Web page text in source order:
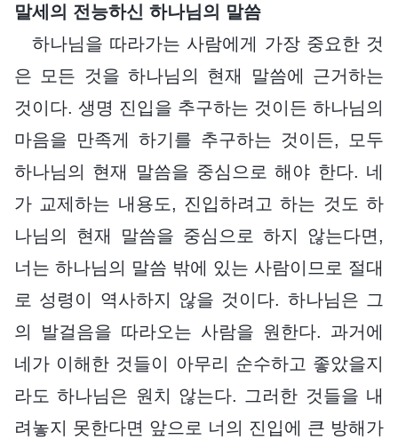
말세의 전능하신 하나님의 말씀
하나님을 따라가는 사람에게 가장 중요한 것
은 모든 것을 하나님의 현재 말씀에 근거하는
것이다. 생명 진입을 추구하는 것이든 하나님의
마음을 만족게 하기를 추구하는 것이든, 모두
하나님의 현재 말씀을 중심으로 해야 한다. 네
가 교제하는 내용도, 진입하려고 하는 것도 하
나님의 현재 말씀을 중심으로 하지 않는다면,
너는 하나님의 말씀 밖에 있는 사람이므로 절대
로 성령이 역사하지 않을 것이다. 하나님은 그
의 발걸음을 따라오는 사람을 원한다. 과거에
네가 이해한 것들이 아무리 순수하고 좋았을지
라도 하나님은 원치 않는다. 그러한 것들을 내
려놓지 못한다면 앞으로 너의 진입에 큰 방해가